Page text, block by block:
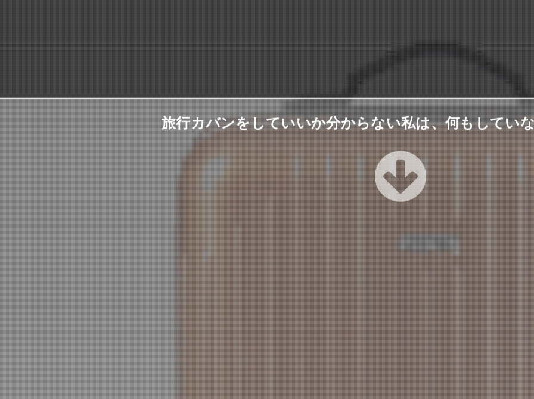
旅行カバンをしていいか分からない私は、何もしてい